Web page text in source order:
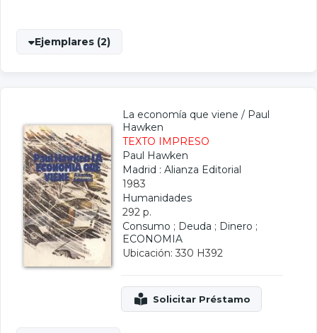
Ejemplares (2)
La economía que viene / Paul
Hawken
TEXTO IMPRESO
Paul Hawken
Madrid : Alianza Editorial
1983
Humanidades
292 p.
Consumo ; Deuda ; Dinero ;
ECONOMIA
Ubicación: 330 H392